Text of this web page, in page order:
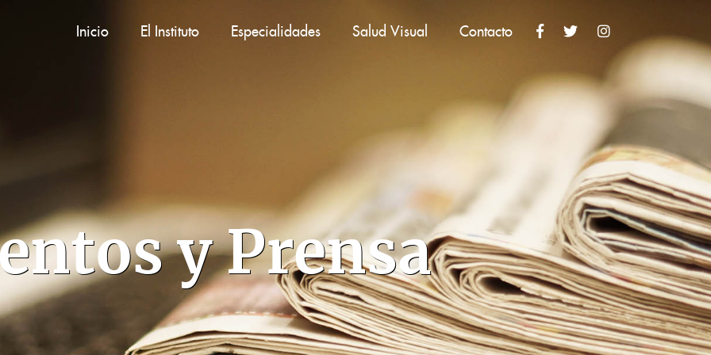
y Prensa
Inicio El Instituto Especialidades Salud Visual Contacto